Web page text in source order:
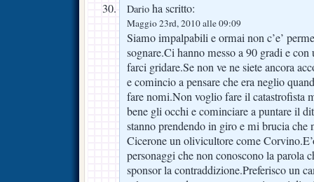
Dario ha scritto:
Maggio 23rd, 2010 alle 09:09
Siamo impalpabili e ormai non c’e’
sognare.Ci hanno messo a 90 gradi e
farci gridare.Se non ve ne siete ancora
e comincio a pensare che era neglio
fare nomi.Non voglio fare il catastrofista
bene gli occhi e cominciare a puntare il
stanno prendendo in giro e mi brucia che
Cicerone un olivicultore come
personaggi che non conoscono la parola
sponsor la contraddizione.Preferisco un